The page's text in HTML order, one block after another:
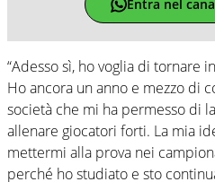
Entra nel
“Adesso sì, ho voglia di tornare
Ho ancora un anno e mezzo di
società che mi ha permesso di
allenare giocatori forti. La mia
mettermi alla prova nei
perché ho studiato e sto